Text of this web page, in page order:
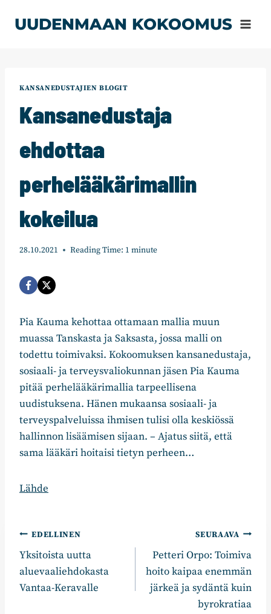
sisältöön
UUDENMAAN KOKOOMUS
KANSANEDUSTAJIEN BLOGIT
Kansanedustaja
ehdottaa
perhelääkärimallin
kokeilua
28.10.2021 Reading Time: 1 minute
Pia Kauma kehottaa ottamaan mallia muun
muassa Tanskasta ja Saksasta, jossa malli on
todettu toimivaksi. Kokoomuksen kansanedustaja,
sosiaali- ja terveysvaliokunnan jäsen Pia Kauma
pitää perhelääkärimallia tarpeellisena
uudistuksena. Hänen mukaansa sosiaali- ja
terveyspalveluissa ihmisen tulisi olla keskiössä
hallinnon lisäämisen sijaan. – Ajatus siitä, että
sama lääkäri hoitaisi tietyn perheen…
Lähde
Artikkelien
selaus
EDELLINEN
Yksitoista uutta
aluevaaliehdokasta
Vantaa-Keravalle
SEURAAVA
Petteri Orpo: Toimiva
hoito kaipaa enemmän
järkeä ja sydäntä kuin
byrokratiaa